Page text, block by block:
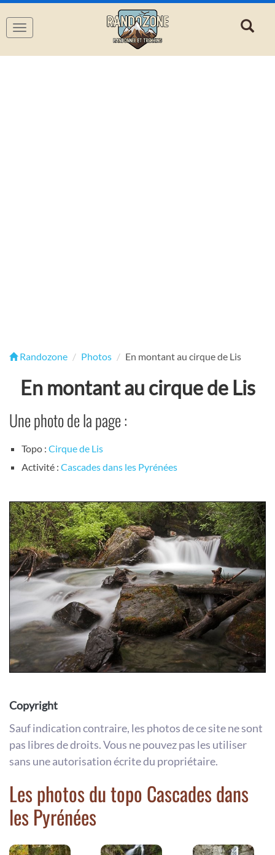
Navigation
Randozone Photos En montant au cirque de Lis
En montant au cirque de Lis
Une photo de la page :
Topo : Cirque de Lis
Activité : Cascades dans les Pyrénées
Copyright
Sauf indication contraire, les photos de ce site ne sont
pas libres de droits. Vous ne pouvez pas les utiliser
sans une autorisation écrite du propriétaire.
Les photos du topo Cascades dans
les Pyrénées